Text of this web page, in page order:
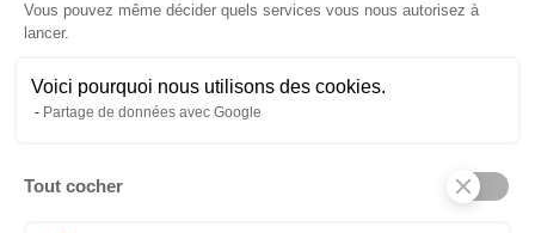
Vous pouvez même décider quels services vous nous autorisez à
lancer.
Voici pourquoi nous utilisons des cookies.
Partage de données avec Google
Tout cocher
BOOSTER SON ACTIVITÉ GRÂCE AUX RÉSEAUX
SOCIAUX
Prochaine session : à venir
LIEUX DE FORMATIONS